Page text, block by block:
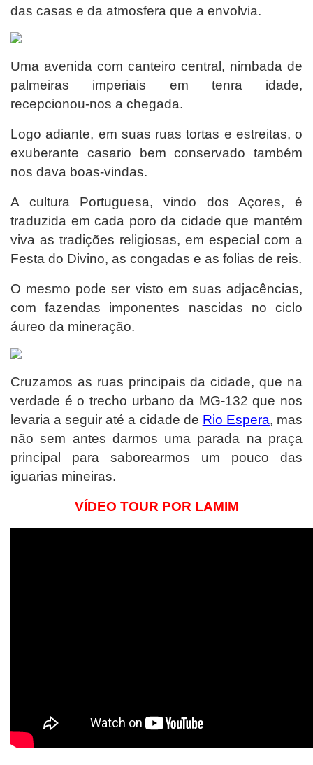
das casas e da atmosfera que a envolvia.
Uma avenida com canteiro central, nimbada de
palmeiras imperiais em tenra idade,
recepcionou-nos a chegada.
Logo adiante, em suas ruas tortas e estreitas, o
exuberante casario bem conservado também
nos dava boas-vindas.
A cultura Portuguesa, vindo dos Açores, é
traduzida em cada poro da cidade que mantém
viva as tradições religiosas, em especial com a
Festa do Divino, as congadas e as folias de reis.
O mesmo pode ser visto em suas adjacências,
com fazendas imponentes nascidas no ciclo
áureo da mineração.
Cruzamos as ruas principais da cidade, que na
verdade é o trecho urbano da MG-132 que nos
levaria a seguir até a cidade de Rio Espera, mas
não sem antes darmos uma parada na praça
principal para saborearmos um pouco das
iguarias mineiras.
VÍDEO TOUR POR LAMIM